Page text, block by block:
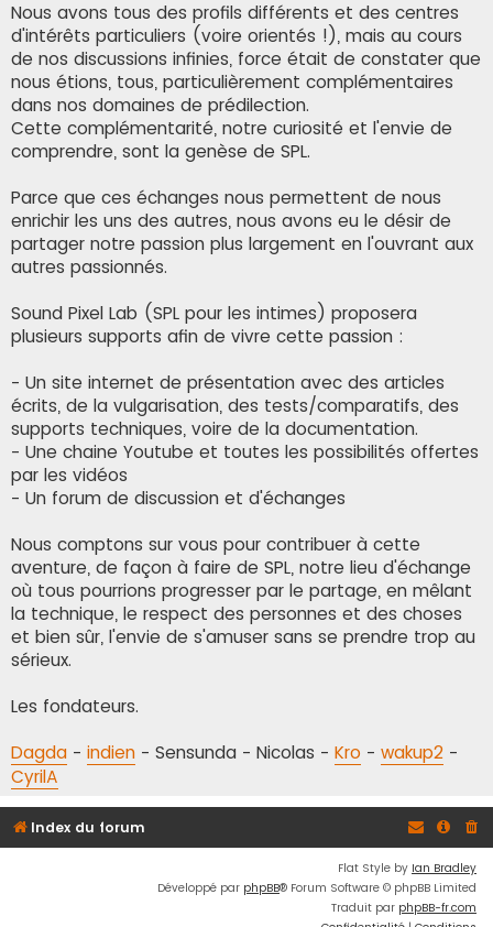
Nous avons tous des profils différents et des centres
d'intérêts particuliers (voire orientés !), mais au cours
de nos discussions infinies, force était de constater que
nous étions, tous, particulièrement complémentaires
dans nos domaines de prédilection.
Cette complémentarité, notre curiosité et l'envie de
comprendre, sont la genèse de SPL.
Parce que ces échanges nous permettent de nous
enrichir les uns des autres, nous avons eu le désir de
partager notre passion plus largement en l'ouvrant aux
autres passionnés.
Sound Pixel Lab (SPL pour les intimes) proposera
plusieurs supports afin de vivre cette passion :
- Un site internet de présentation avec des articles
écrits, de la vulgarisation, des tests/comparatifs, des
supports techniques, voire de la documentation.
- Une chaine Youtube et toutes les possibilités offertes
par les vidéos
- Un forum de discussion et d'échanges
Nous comptons sur vous pour contribuer à cette
aventure, de façon à faire de SPL, notre lieu d'échange
où tous pourrions progresser par le partage, en mêlant
la technique, le respect des personnes et des choses
et bien sûr, l'envie de s'amuser sans se prendre trop au
sérieux.
Les fondateurs.
Dagda - indien - Sensunda - Nicolas - Kro - wakup2 -
CyrilA
Index du forum
Flat Style by Ian Bradley
Développé par phpBB® Forum Software © phpBB Limited
Traduit par phpBB-fr.com